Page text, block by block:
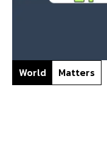
World Matters